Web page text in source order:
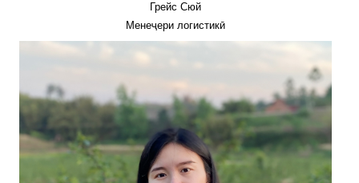
Грейс Сюй
Менеҷери логистикӣ